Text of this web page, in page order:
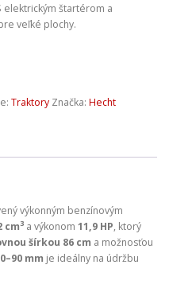
elektrickým štartérom a
veľké plochy.
Traktory Značka: Hecht
výkonným benzínovým
cm3 a výkonom 11,9 HP, ktorý
šírkou 86 cm a možnosťou
mm je ideálny na údržbu